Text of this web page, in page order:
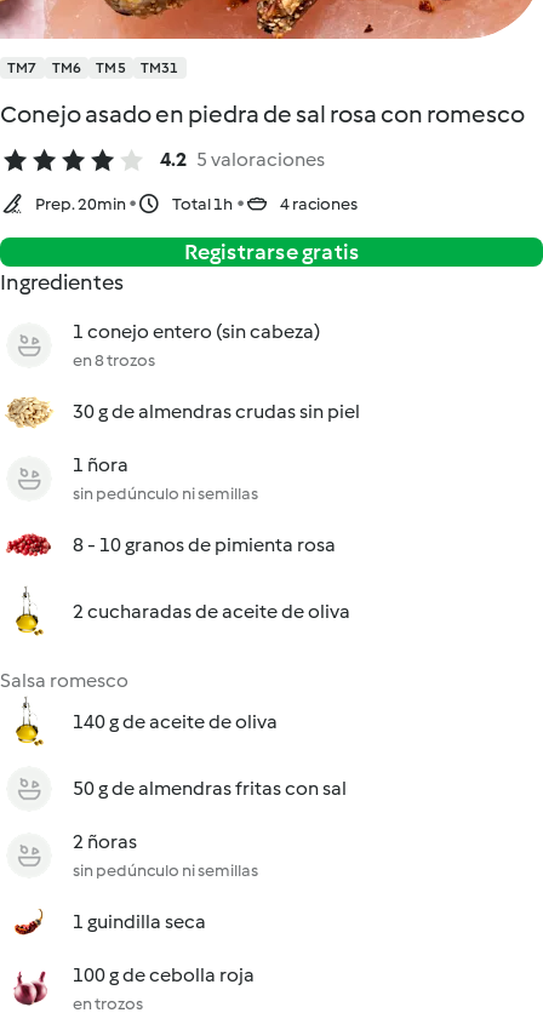
TM7 TM6 TM5 TM31
Conejo asado en piedra de sal rosa con romesco
4.2 5 valoraciones
Prep. 20min Total 1h 4 raciones
Registrarse gratis
Ingredientes
1 conejo entero (sin cabeza)
en 8 trozos
30 g de almendras crudas sin piel
1 ñora
sin pedúnculo ni semillas
8 - 10 granos de pimienta rosa
2 cucharadas de aceite de oliva
Salsa romesco
140 g de aceite de oliva
50 g de almendras fritas con sal
2 ñoras
sin pedúnculo ni semillas
1 guindilla seca
100 g de cebolla roja
en trozos